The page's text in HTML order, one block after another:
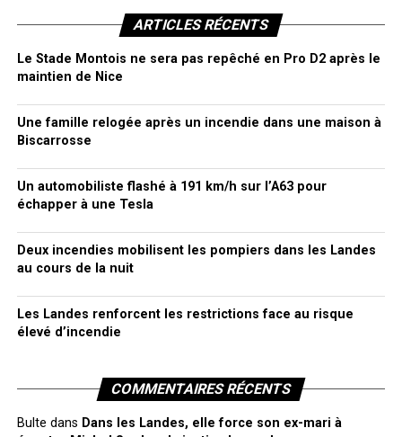
ARTICLES RÉCENTS
Le Stade Montois ne sera pas repêché en Pro D2 après le
maintien de Nice
Une famille relogée après un incendie dans une maison à
Biscarrosse
Un automobiliste flashé à 191 km/h sur l’A63 pour
échapper à une Tesla
Deux incendies mobilisent les pompiers dans les Landes
au cours de la nuit
Les Landes renforcent les restrictions face au risque
élevé d’incendie
COMMENTAIRES RÉCENTS
Bulte dans Dans les Landes, elle force son ex-mari à